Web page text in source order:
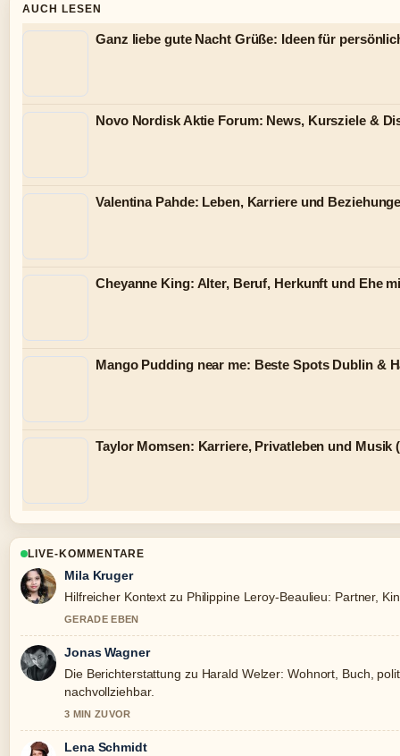
AUCH LESEN
Ganz liebe gute Nacht Grüße: Ideen für
Novo Nordisk Aktie Forum: News, Kursziele &
Valentina Pahde: Leben, Karriere und
Cheyanne King: Alter, Beruf, Herkunft und Ehe
Mango Pudding near me: Beste Spots Dublin &
Taylor Momsen: Karriere, Privatleben und Musik
LIVE-KOMMENTARE
Mila Kruger
Hilfreicher Kontext zu Philippine Leroy-Beaulieu: Partner,
GERADE EBEN
Jonas Wagner
Die Berichterstattung zu Harald Welzer: Wohnort, Buch,
nachvollziehbar.
3 MIN ZUVOR
Lena Schmidt